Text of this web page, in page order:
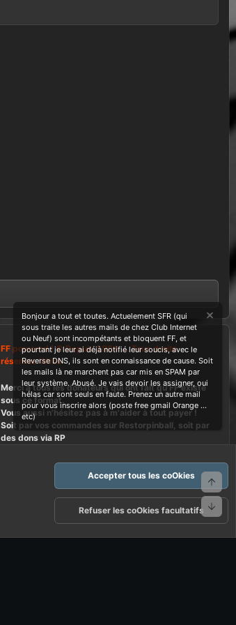
FF powered ! © Depuis 2004 ....Tous droits
réservés Wdes
Merci à tous les donateurs qui ont fait qu'FF existe
sous ce format.
Vous aussi n'hésitez pas à m'aider à tout payer !
Soit par vos commandes sur Restorpinball, soit par
des dons via RP
Politique de confidentialité Aide
R
S
Bonjour a tout et toutes. Actuelement SFR (qui
sous traite les autres mails de chez Club Internet
ou Neuf) sont incompétants et bloquent FF, et
pourtant je leur ai déjà notifié leur soucis, avec le
Reverse DNS, ils sont en connaissance de cause. Soit
les mails là ne marchent pas car mis en SPAM par
leur système. Abusé. Je vais devoir les assigner, oui
hélas car sont seuls en faute. Prenez un autre mail
pour vous inscrire alors (poste free gmail Orange ...
etc)
Accepter tous les coOkies
Refuser les coOkies facultatifs